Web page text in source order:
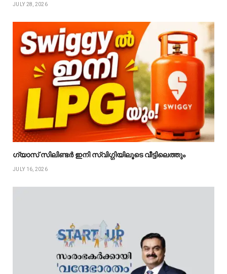
JULY 28, 2026
ഗ്യാസ് സിലിണ്ടർ ഇനി സ്വിഗ്ഗിയിലൂടെ വീട്ടിലെത്തും
JULY 16, 2026